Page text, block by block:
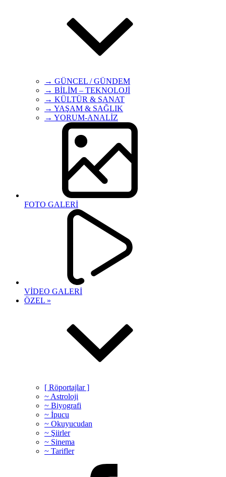
→ GÜNCEL / GÜNDEM
→ BİLİM – TEKNOLOJİ
→ KÜLTÜR & SANAT
→ YAŞAM & SAĞLIK
→ YORUM-ANALİZ
FOTO GALERİ
VİDEO GALERİ
ÖZEL »
[ Röportajlar ]
~ Astroloji
~ Biyografi
~ İpucu
~ Okuyucudan
~ Şiirler
~ Sinema
~ Tarifler